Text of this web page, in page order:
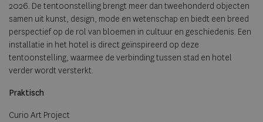
2026. De tentoonstelling brengt meer dan tweehonderd objecten
samen uit kunst, design, mode en wetenschap en biedt een breed
perspectief op de rol van bloemen in cultuur en geschiedenis. Een
installatie in het hotel is direct geïnspireerd op deze
tentoonstelling, waarmee de verbinding tussen stad en hotel
verder wordt versterkt.
Praktisch
Curio Art Project